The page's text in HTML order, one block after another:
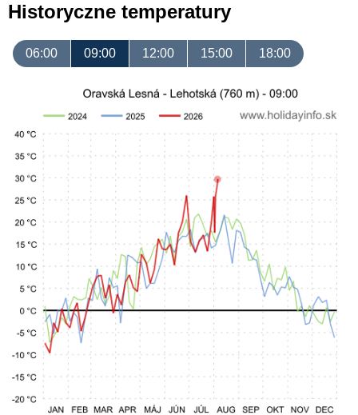
Historyczne temperatury
06:00 09:00 12:00 15:00 18:00